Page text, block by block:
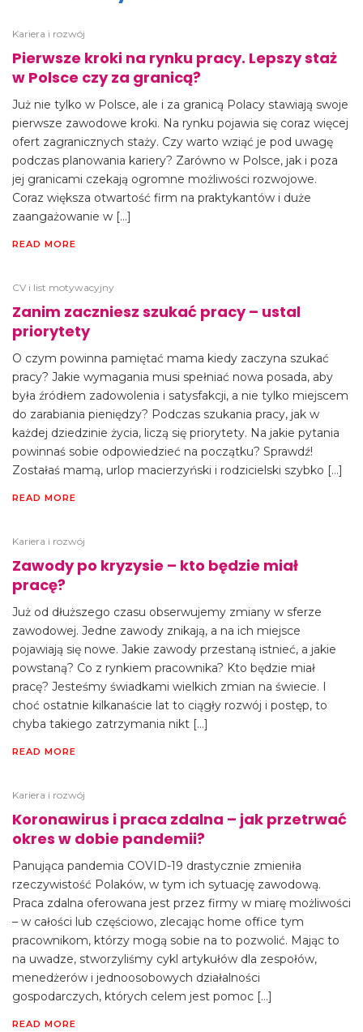
Kariera i rozwój
Pierwsze kroki na rynku pracy. Lepszy staż
w Polsce czy za granicą?
Już nie tylko w Polsce, ale i za granicą Polacy stawiają swoje
pierwsze zawodowe kroki. Na rynku pojawia się coraz więcej
ofert zagranicznych staży. Czy warto wziąć je pod uwagę
podczas planowania kariery? Zarówno w Polsce, jak i poza
jej granicami czekają ogromne możliwości rozwojowe.
Coraz większa otwartość firm na praktykantów i duże
zaangażowanie w […]
READ MORE
CV i list motywacyjny
Zanim zaczniesz szukać pracy – ustal
priorytety
O czym powinna pamiętać mama kiedy zaczyna szukać
pracy? Jakie wymagania musi spełniać nowa posada, aby
była źródłem zadowolenia i satysfakcji, a nie tylko miejscem
do zarabiania pieniędzy? Podczas szukania pracy, jak w
każdej dziedzinie życia, liczą się priorytety. Na jakie pytania
powinnaś sobie odpowiedzieć na początku? Sprawdź!
Zostałaś mamą, urlop macierzyński i rodzicielski szybko […]
READ MORE
Kariera i rozwój
Zawody po kryzysie – kto będzie miał
pracę?
Już od dłuższego czasu obserwujemy zmiany w sferze
zawodowej. Jedne zawody znikają, a na ich miejsce
pojawiają się nowe. Jakie zawody przestaną istnieć, a jakie
powstaną? Co z rynkiem pracownika? Kto będzie miał
pracę? Jesteśmy świadkami wielkich zmian na świecie. I
choć ostatnie kilkanaście lat to ciągły rozwój i postęp, to
chyba takiego zatrzymania nikt […]
READ MORE
Kariera i rozwój
Koronawirus i praca zdalna – jak przetrwać
okres w dobie pandemii?
Panująca pandemia COVID-19 drastycznie zmieniła
rzeczywistość Polaków, w tym ich sytuację zawodową.
Praca zdalna oferowana jest przez firmy w miarę możliwości
– w całości lub częściowo, zlecając home office tym
pracownikom, którzy mogą sobie na to pozwolić. Mając to
na uwadze, stworzyliśmy cykl artykułów dla zespołów,
menedżerów i jednoosobowych działalności
gospodarczych, których celem jest pomoc […]
READ MORE